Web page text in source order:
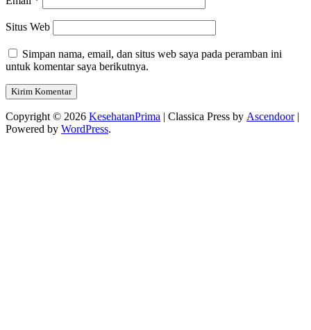
Situs Web
Simpan nama, email, dan situs web saya pada peramban ini
untuk komentar saya berikutnya.
Copyright © 2026 KesehatanPrima | Classica Press by Ascendoor|
Powered by WordPress.